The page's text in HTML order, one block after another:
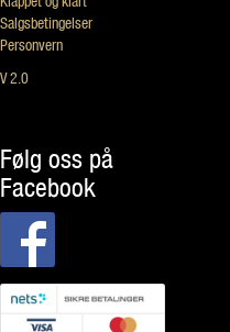
Salgsbetingelser
Personvern
V 2.0
Følg oss på
Facebook